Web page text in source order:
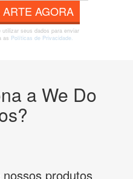
AGORA
seus dados para enviar
as Políticas de Privacidade.
a We Do
produtos